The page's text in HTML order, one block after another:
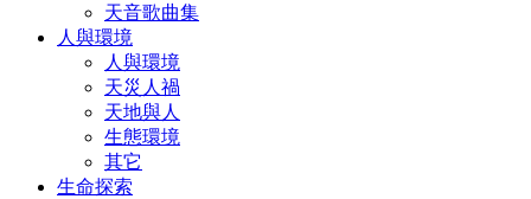
天音歌曲集
人與環境
人與環境
天災人禍
天地與人
生態環境
其它
生命探索